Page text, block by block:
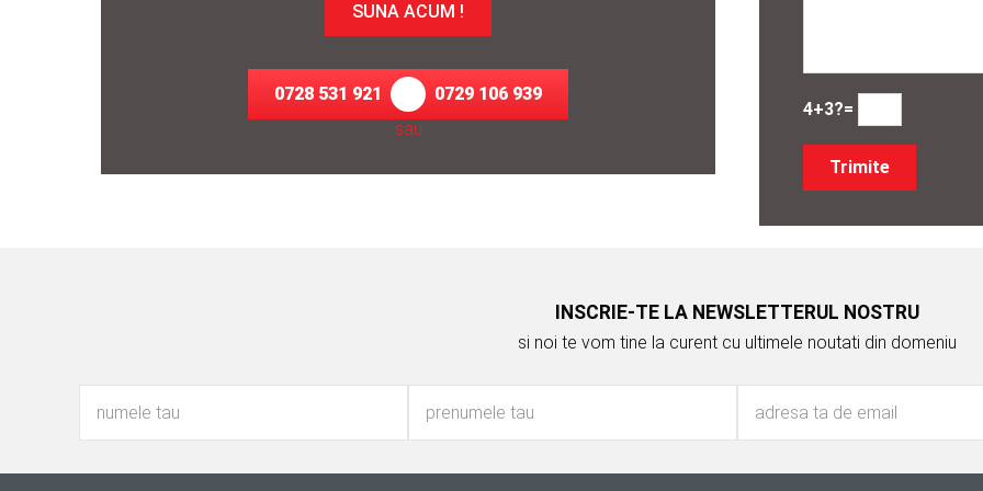
SUNA ACUM !
0728 531 921
sau
0729 106 939
4+3?=
INSCRIE-TE LA NEWSLETTERUL NOSTRU
si noi te vom tine la curent cu ultimele noutati din domeniu